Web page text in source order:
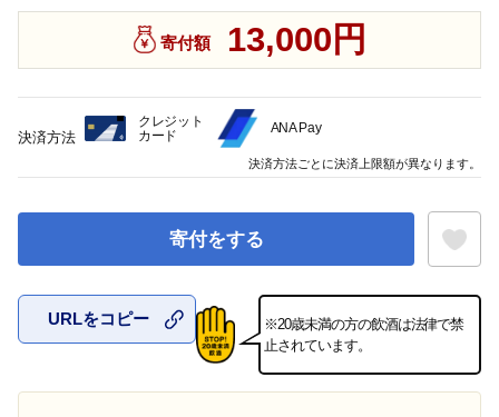
寄付額 13,000円
寄付をする
お気に入
URLをコピー
※20歳未満の方の飲酒は法律で禁
止されています。
決済方法
クレジット
カード
ANA Pay
決済方法ごとに決済上限額が異なります。